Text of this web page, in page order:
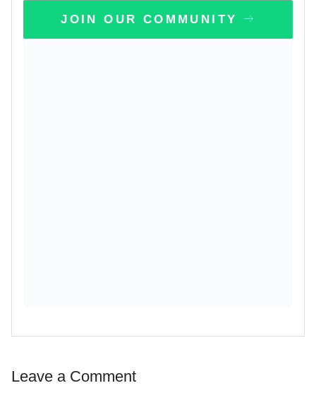
JOIN OUR COMMUNITY
Leave a Comment